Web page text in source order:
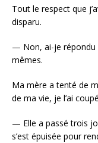
Tout le respect que
disparu.
— Non, ai-je répondu
mêmes.
Ma mère a tenté de
de ma vie, je l’ai
— Elle a passé trois
s’est épuisée pour